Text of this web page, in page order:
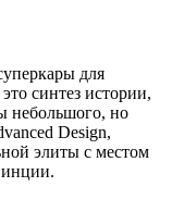
для
синтез истории,
небольшого, но
Design,
элиты с местом